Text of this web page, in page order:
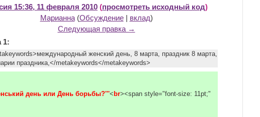
15:36, 11 февраля 2010 (просмотреть исходный код)
Марианна (Обсуждение| вклад)
Следующая правка →
1:
женский день, 8 марта, праздник 8 марта,
праздника,</metakeywords</metakeywords>
день или День борьбы?'''< br><span style="font-size: 11pt;"